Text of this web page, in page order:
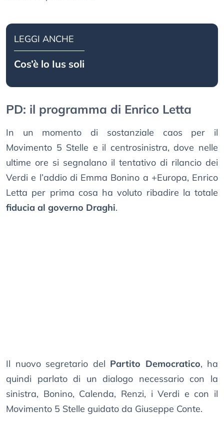
LEGGI ANCHE
Cos’è lo Ius soli
PD: il programma di Enrico Letta
In un momento di sostanziale caos per il
Movimento 5 Stelle e il centrosinistra, dove nelle
ultime ore si segnalano il tentativo di rilancio dei
Verdi e l’addio di Emma Bonino a +Europa, Enrico
Letta per prima cosa ha voluto ribadire la totale
fiducia al governo Draghi.
Il nuovo segretario del Partito Democratico, ha
quindi parlato di un dialogo necessario con la
sinistra, Bonino, Calenda, Renzi, i Verdi e con il
Movimento 5 Stelle guidato da Giuseppe Conte.